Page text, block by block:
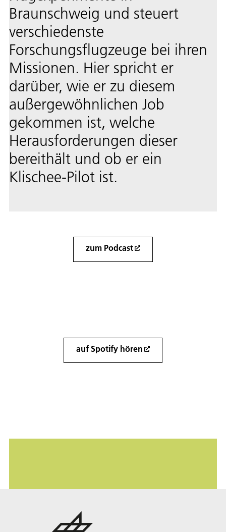
Braunschweig und steuert
verschiedenste
Forschungsflugzeuge bei ihren
Missionen. Hier spricht er
darüber, wie er zu diesem
außergewöhnlichen Job
gekommen ist, welche
Herausforderungen dieser
bereithält und ob er ein
Klischee-Pilot ist.
zum Podcast
auf Spotify hören